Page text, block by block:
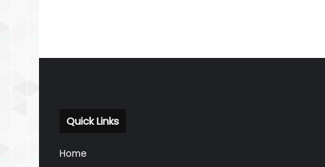
Quick Links
Home